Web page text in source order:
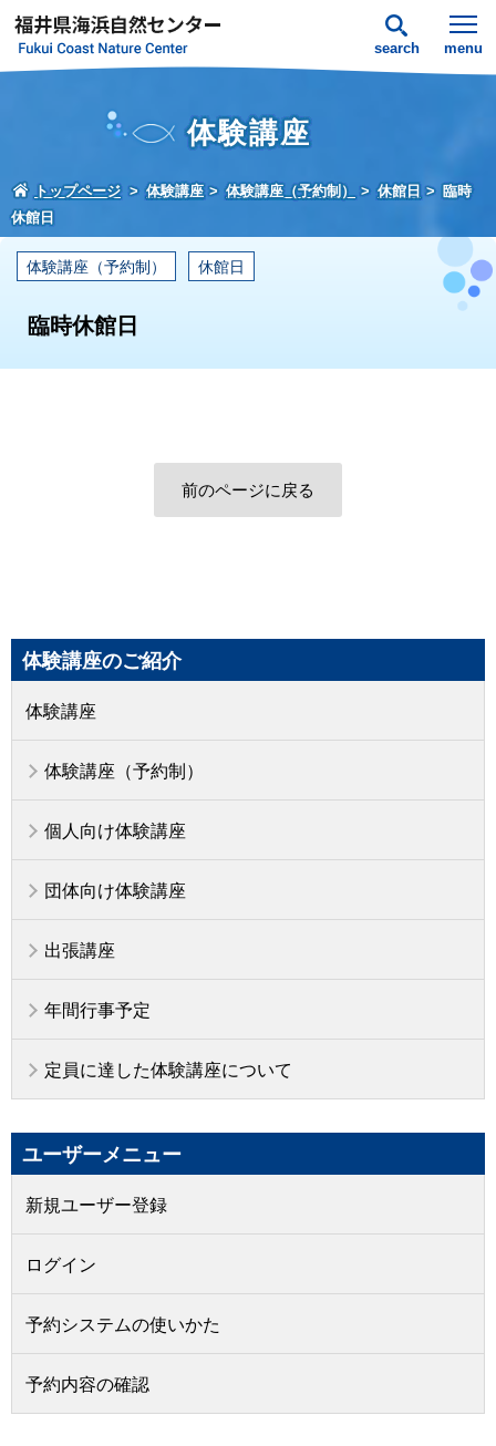
search menu
体験講座
トップページ 体験講座 体験講座（予約制） 休館日
臨時
休館日
体験講座（予約制） 休館日
臨時休館日
前のページに戻る
体験講座のご紹介
体験講座
体験講座（予約制）
個人向け体験講座
団体向け体験講座
出張講座
年間行事予定
定員に達した体験講座について
ユーザーメニュー
新規ユーザー登録
ログイン
予約システムの使いかた
予約内容の確認